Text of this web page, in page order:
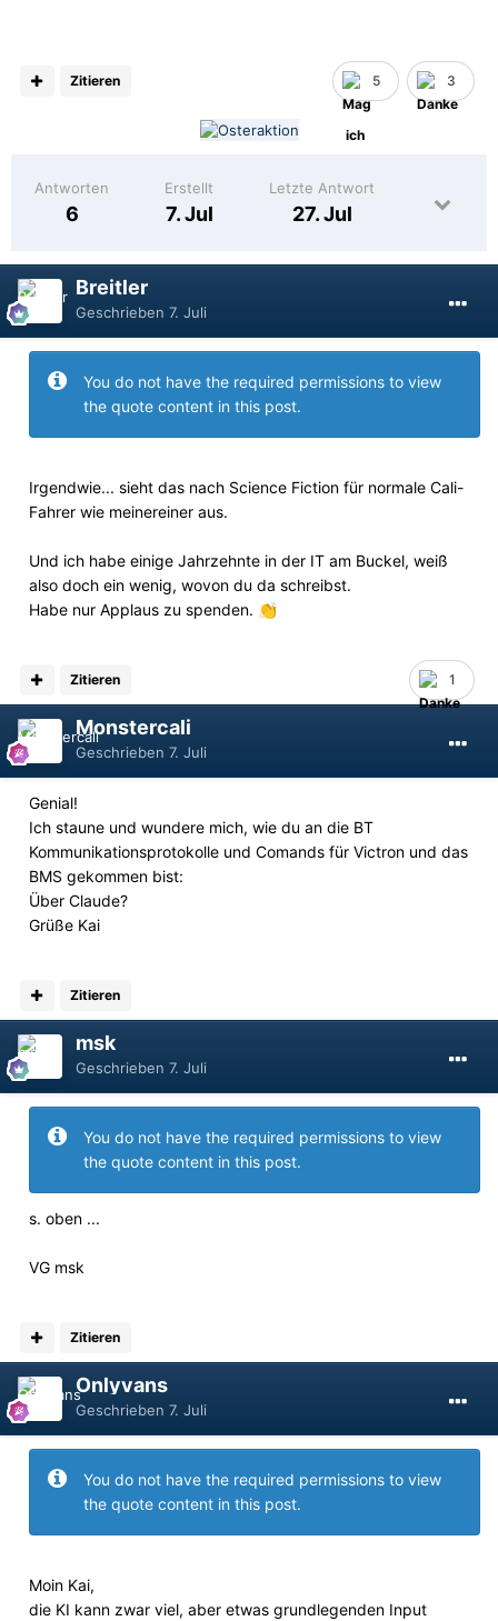
5 3
Zitieren
Antworten
6
Erstellt
7. Jul
Letzte Antwort
27. Jul
Breitler
Geschrieben 7. Juli
You do not have the required permissions to view
the quote content in this post.
Irgendwie... sieht das nach Science Fiction für normale Cali-
Fahrer wie meinereiner aus.
Und ich habe einige Jahrzehnte in der IT am Buckel, weiß
also doch ein wenig, wovon du da schreibst.
Habe nur Applaus zu spenden. 👏
1
Zitieren
Monstercali
Geschrieben 7. Juli
Genial!
Ich staune und wundere mich, wie du an die BT
Kommunikationsprotokolle und Comands für Victron und das
BMS gekommen bist:
Über Claude?
Grüße Kai
Zitieren
msk
Geschrieben 7. Juli
You do not have the required permissions to view
the quote content in this post.
s. oben ...
VG msk
Zitieren
Onlyvans
Geschrieben 7. Juli
You do not have the required permissions to view
the quote content in this post.
Moin Kai,
die KI kann zwar viel, aber etwas grundlegenden Input